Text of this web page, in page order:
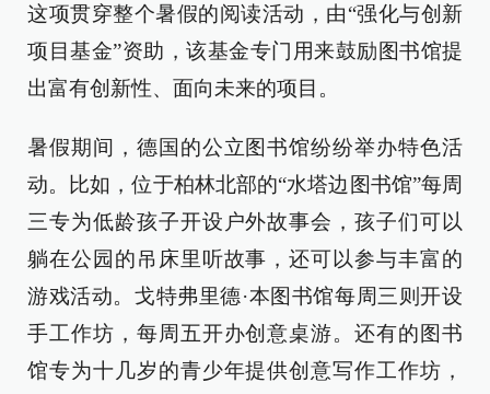
这项贯穿整个暑假的阅读活动，由“强化与创新
项目基金”资助，该基金专门用来鼓励图书馆提
出富有创新性、面向未来的项目。
暑假期间，德国的公立图书馆纷纷举办特色活
动。比如，位于柏林北部的“水塔边图书馆”每周
三专为低龄孩子开设户外故事会，孩子们可以
躺在公园的吊床里听故事，还可以参与丰富的
游戏活动。戈特弗里德·本图书馆每周三则开设
手工作坊，每周五开办创意桌游。还有的图书
馆专为十几岁的青少年提供创意写作工作坊，